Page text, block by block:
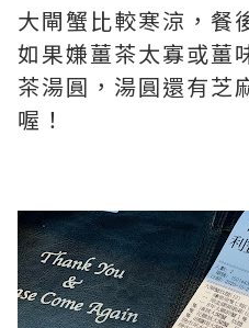
大閘蟹比較寒涼，餐
如果嫌薑茶太寡或薑
茶湯圓，湯圓還有芝
喔！